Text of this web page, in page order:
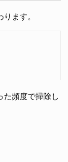
ます。
た頻度で掃除し